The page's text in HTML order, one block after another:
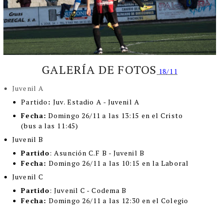
GALERÍA DE FOTOS 18/11
Juvenil A
Partido :Juv. Estadio A - Juvenil A
Fecha: Domingo 26/11 a las 13:15 en el Cristo
(bus a las 11:45)
Juvenil B
Partido: Asunción C.F B - Juvenil B
Fecha:Domingo 26/11 a las 10:15 en la Laboral
Juvenil C
Partido: Juvenil C - Codema B
Fecha:Domingo 26/11 a las 12:30 en el Colegio